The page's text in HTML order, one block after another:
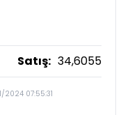
Satış: 34,6055
2024 07:55:31